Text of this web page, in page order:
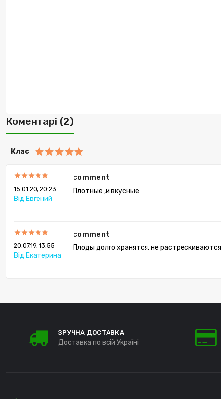
Коментарі (2)
Клас
15.01.20, 20:23
Від Евгений
comment
Плотные ,и вкусные
20.07.19, 13:55
Від Екатерина
comment
Плоды долго хранятся, не
ЗРУЧНА ДОСТАВКА
Доставка по всій Україні